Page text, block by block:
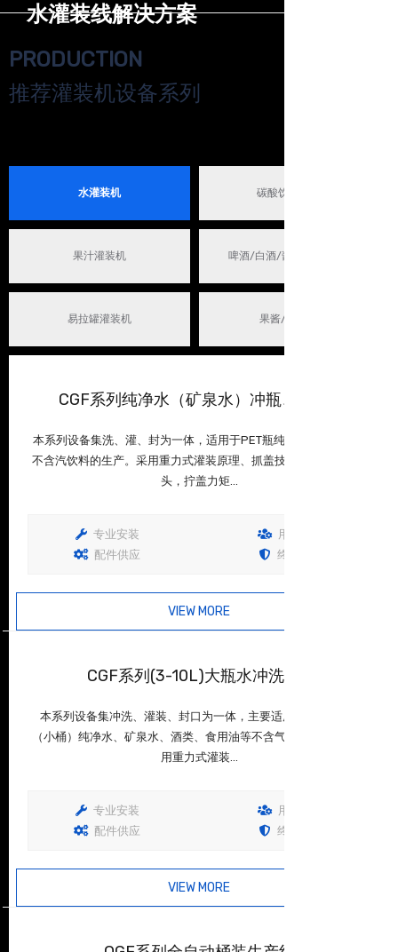
水灌装线解决方案
PRODUCTION
推荐灌装机设备系列
水灌装机 碳酸饮料灌装机
果汁灌装机 啤酒/白酒/酱油/醋灌装机
易拉罐灌装机 果酱/油灌装机
CGF系列纯净水（矿泉水）冲瓶、灌装...
本系列设备集洗、灌、封为一体，适用于PET瓶纯净水、矿泉水等
不含汽饮料的生产。采用重力式灌装原理、抓盖技术，磁力式拧盖
头，拧盖力矩...
专业安装
用户培训
配件供应
终生保固
VIEW MORE
CGF系列(3-10L)大瓶水冲洗、...
本系列设备集冲洗、灌装、封口为一体，主要适用于3-10L大瓶
（小桶）纯净水、矿泉水、酒类、食用油等不含气液体的灌装。采
用重力式灌装...
专业安装
用户培训
配件供应
终生保固
VIEW MORE